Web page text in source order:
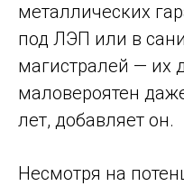
металлических
под ЛЭП или в
магистралей — их
маловероятен
лет, добавляет он.
Несмотря на